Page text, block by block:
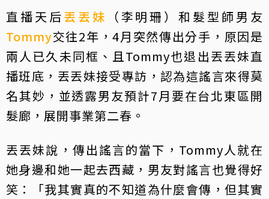
直播天后丟丟妹
（李明珊）和髮型師男友
Tommy交往2年，4月突然傳出分手，原因是
兩人已久未同框、且Tommy也退出丟丟妹直
播班底，丟丟妹接受專訪，認為這謠言來得莫
名其妙，並透露男友預計7月要在台北東區開
髮廊，展開事業第二春。
丟丟妹說，傳出謠言的當下，Tommy人就在
她身邊和她一起去西藏，男友對謠言也覺得好
笑：「我其實真的不知道為什麼會傳，但其實